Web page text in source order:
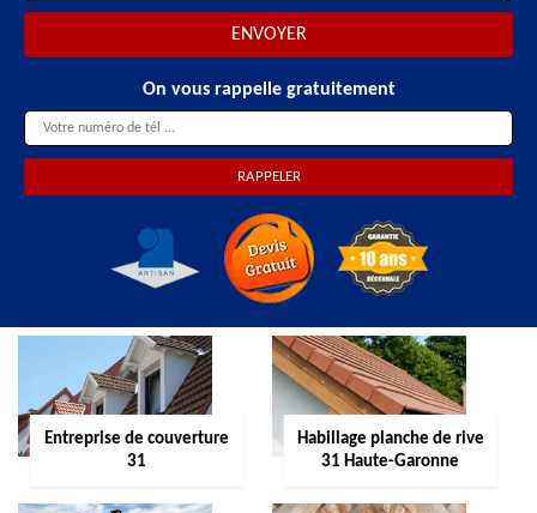
On vous rappelle gratuitement
Entreprise de couverture
31
Habillage planche de rive
31 Haute-Garonne